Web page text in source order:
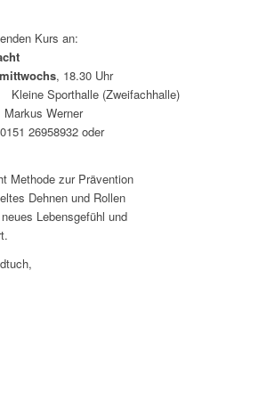
Kurs an:
mittwochs, 18.30 Uhr
oder
Methode zur Prävention
Dehnen und Rollen
Lebensgefühl und